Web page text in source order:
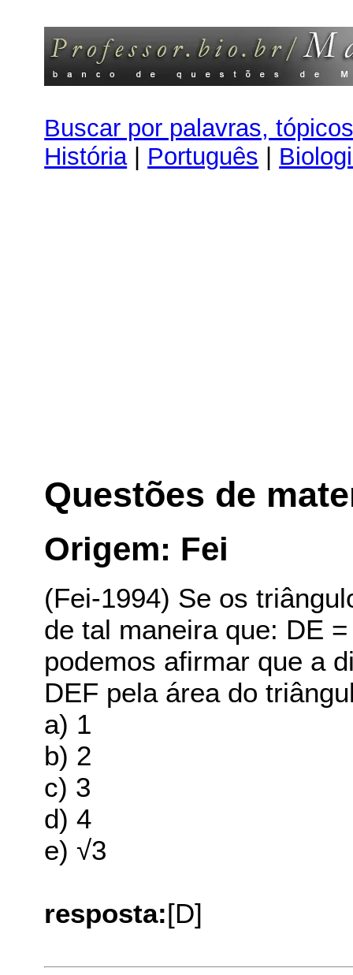
Buscar por palavras,
História| Português |
Questões de
Origem: Fei
(Fei-1994) Se os
de tal maneira que: DE
podemos afirmar que a
DEF pela área do
a) 1
b) 2
c) 3
d) 4
e) √3
resposta:[D]